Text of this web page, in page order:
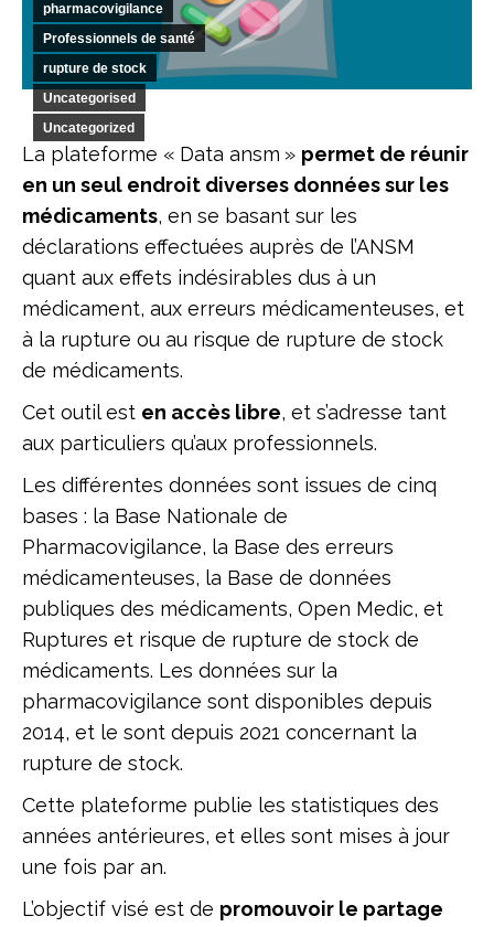
pharmacovigilance
Professionnels de santé
rupture de stock
Uncategorised
Uncategorized
La plateforme « Data ansm » permet de réunir
en un seul endroit diverses données sur les
médicaments, en se basant sur les
déclarations effectuées auprès de l’ANSM
quant aux effets indésirables dus à un
médicament, aux erreurs médicamenteuses, et
à la rupture ou au risque de rupture de stock
de médicaments.
Cet outil est en accès libre, et s’adresse tant
aux particuliers qu’aux professionnels.
Les différentes données sont issues de cinq
bases : la Base Nationale de
Pharmacovigilance, la Base des erreurs
médicamenteuses, la Base de données
publiques des médicaments, Open Medic, et
Ruptures et risque de rupture de stock de
médicaments. Les données sur la
pharmacovigilance sont disponibles depuis
2014, et le sont depuis 2021 concernant la
rupture de stock.
Cette plateforme publie les statistiques des
années antérieures, et elles sont mises à jour
une fois par an.
L’objectif visé est de promouvoir le partage